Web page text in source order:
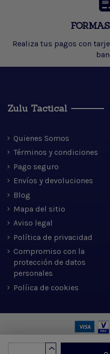
Realiza tus pagos con
Zulu Tactical
Quienes Somos
Términos y condiciones
Pago seguro
Envíos y devoluciones
Blog
Mapa del sitio
Aviso legal
Política de privacidad
Compromiso con la
protección de datos
personales
Políica de cookies
Zulu Tactical S.L. ©